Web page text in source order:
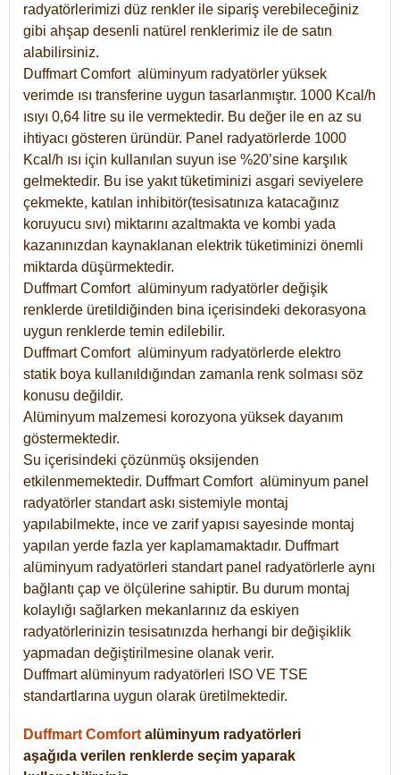
radyatörlerimizi düz renkler ile sipariş verebileceğiniz
gibi ahşap desenli natürel renklerimiz ile de satın
alabilirsiniz.
Duffmart Comfort alüminyum radyatörler yüksek
verimde ısı transferine uygun tasarlanmıştır. 1000 Kcal/h
ısıyı 0,64 litre su ile vermektedir. Bu değer ile en az su
ihtiyacı gösteren üründür. Panel radyatörlerde 1000
Kcal/h ısı için kullanılan suyun ise %20’sine karşılık
gelmektedir. Bu ise yakıt tüketiminizi asgari seviyelere
çekmekte, katılan inhibitör(tesisatınıza katacağınız
koruyucu sıvı) miktarını azaltmakta ve kombi yada
kazanınızdan kaynaklanan elektrik tüketiminizi önemli
miktarda düşürmektedir.
Duffmart Comfort alüminyum radyatörler değişik
renklerde üretildiğinden bina içerisindeki dekorasyona
uygun renklerde temin edilebilir.
DuffmartComfort alüminyum radyatörlerde elektro
statik boya kullanıldığından zamanla renk solması söz
konusu değildir.
Alüminyum malzemesi korozyona yüksek dayanım
göstermektedir.
Su içerisindeki çözünmüş oksijenden
etkilenmemektedir. DuffmartComfort alüminyum panel
radyatörler standart askı sistemiyle montaj
yapılabilmekte, ince ve zarif yapısı sayesinde montaj
yapılan yerde fazla yer kaplamamaktadır. Duffmart
alüminyum radyatörleri standart panel radyatörlerle aynı
bağlantı çap ve ölçülerine sahiptir. Bu durum montaj
kolaylığı sağlarken mekanlarınız da eskiyen
radyatörlerinizin tesisatınızda herhangi bir değişiklik
yapmadan değiştirilmesine olanak verir.
Duffmart alüminyum radyatörleri ISO VE TSE
standartlarına uygun olarak üretilmektedir.
Duffmart Comfort alüminyum radyatörleri
aşağıda verilen renklerde seçim yaparak